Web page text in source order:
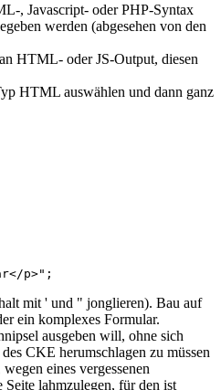
, Javascript- oder PHP-Syntax
werden (abgesehen von den
HTML- oder JS-Output, diesen
HTML auswählen und dann ganz
p>";
mit ' und " jonglieren). Bau auf
ein komplexes Formular.
ausgeben will, ohne sich
CKE herumschlagen zu müssen
eines vergessenen
Seite lahmzulegen, für den ist